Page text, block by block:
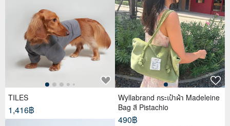
TILES
1,416฿
Wyllabrand กระเป๋าผ้า Madeleine
Bag สี Pistachio
490฿